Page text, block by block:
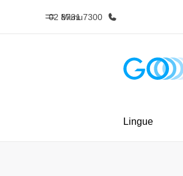
Menu
02 8731 7300
Homepage
Lingue